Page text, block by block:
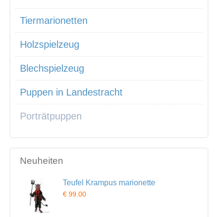
Tiermarionetten
Holzspielzeug
Blechspielzeug
Puppen in Landestracht
Porträtpuppen
Neuheiten
Teufel Krampus marionette
€ 99.00